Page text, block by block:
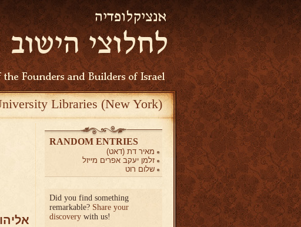
Libraries (New York)
RANDOM ENTRIES
מאיר דת (דאט)
זלמן יעקב אפרים מייזל
שלום רוט
Did you find something
remarkable? Share your
discovery with us!